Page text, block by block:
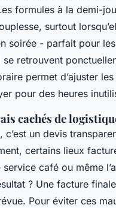
formules à la demi-
surtout
soirée - parfait pour
retrouvent
permet d’ajuster les
pour des heures
cachés de
c’est un devis
certains lieux
café ou même
? Une facture
Pour éviter ces